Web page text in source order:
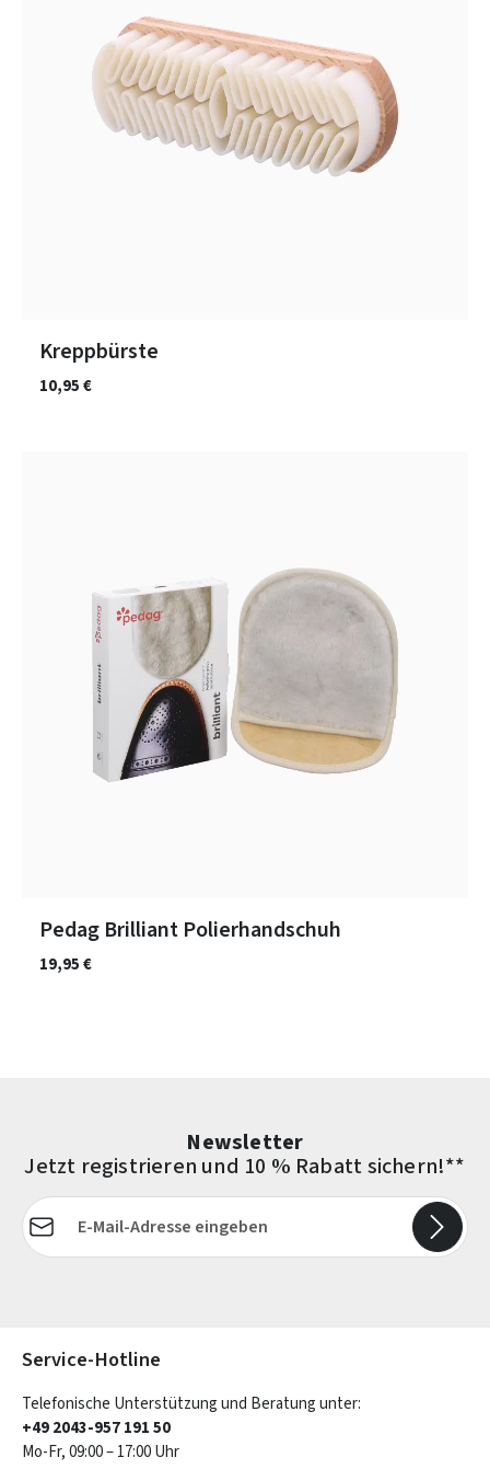
Kreppbürste
10,95 €
Pedag Brilliant Polierhandschuh
19,95 €
Newsletter
Jetzt registrieren und 10 % Rabatt sichern!**
E-Mail-Adresse*
Service-Hotline
Telefonische Unterstützung und Beratung unter:
+49 2043-957 191 50
Mo-Fr, 09:00 – 17:00 Uhr